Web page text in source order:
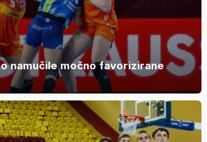
namučile močno favorizirane